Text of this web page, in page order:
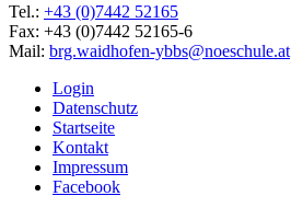
Tel.: +43 (0)7442 52165
Fax: +43 (0)7442 52165-6
Mail: brg.waidhofen-ybbs@noeschule.at
Login
Datenschutz
Startseite
Kontakt
Impressum
Facebook